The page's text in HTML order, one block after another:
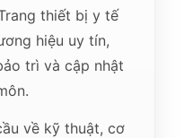
thiết bị y tế
hiệu uy tín,
trì và cập nhật
về kỹ thuật, cơ